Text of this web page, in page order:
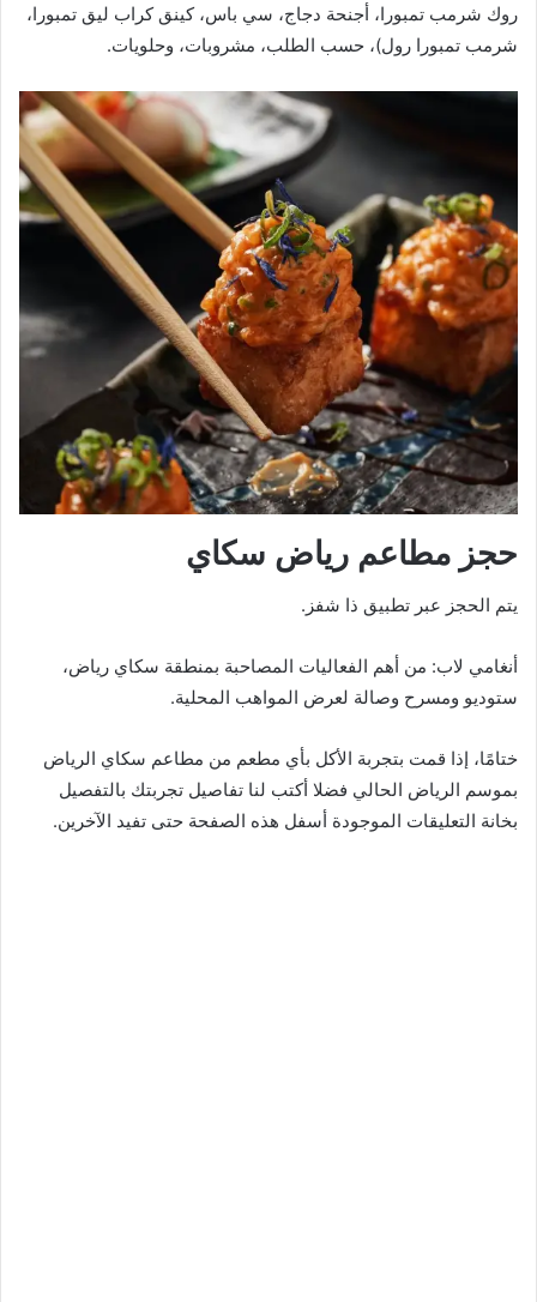
روك شرمب تمبورا، أجنحة دجاج، سي باس، كينق كراب ليق تمبورا،
شرمب تمبورا رول)، حسب الطلب، مشروبات، وحلويات.
حجز مطاعم رياض سكاي
يتم الحجز عبر تطبيق ذا شفز.
أنغامي لاب: من أهم الفعاليات المصاحبة بمنطقة سكاي رياض،
ستوديو ومسرح وصالة لعرض المواهب المحلية.
ختامًا، إذا قمت بتجربة الأكل بأي مطعم من مطاعم سكاي الرياض
بموسم الرياض الحالي فضلا أكتب لنا تفاصيل تجربتك بالتفصيل
بخانة التعليقات الموجودة أسفل هذه الصفحة حتى تفيد الآخرين.